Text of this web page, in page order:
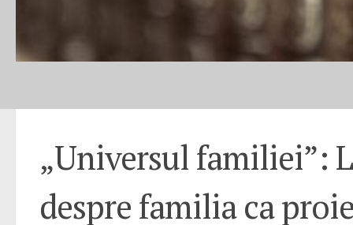
„Universul familiei”:
despre familia ca